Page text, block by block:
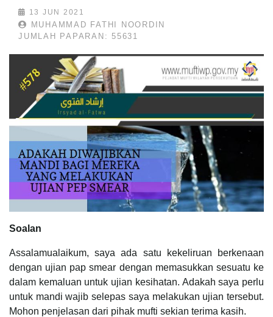
13 JUN 2021
MUHAMMAD FATHI NOORDIN
JUMLAH PAPARAN: 55631
Soalan
Assalamualaikum, saya ada satu kekeliruan berkenaan
dengan ujian pap smear dengan memasukkan sesuatu ke
dalam kemaluan untuk ujian kesihatan. Adakah saya perlu
untuk mandi wajib selepas saya melakukan ujian tersebut.
Mohon penjelasan dari pihak mufti sekian terima kasih.